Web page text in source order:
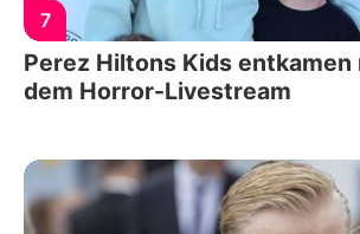
7
Perez Hiltons Kids entkamen
dem Horror-Livestream